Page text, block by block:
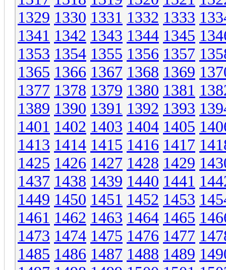
1329 1330 1331 1332 1333
1341 1342 1343 1344 1345
1353 1354 1355 1356 1357
1365 1366 1367 1368 1369
1377 1378 1379 1380 1381
1389 1390 1391 1392 1393
1401 1402 1403 1404 1405
1413 1414 1415 1416 1417
1425 1426 1427 1428 1429
1437 1438 1439 1440 1441
1449 1450 1451 1452 1453
1461 1462 1463 1464 1465
1473 1474 1475 1476 1477
1485 1486 1487 1488 1489